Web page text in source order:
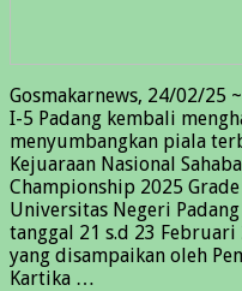
Gosmakarnews, 24/02/25
I-5 Padang kembali
menyumbangkan piala
Kejuaraan Nasional
Championship 2025
Universitas Negeri
tanggal 21 s.d 23
yang disampaikan oleh
Kartika …